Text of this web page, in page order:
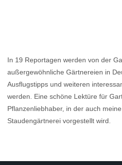
In 19 Reportagen werden von der
außergewöhnliche Gärtnereien in
Ausflugstipps und weiteren
werden. Eine schöne Lektüre für
Pflanzenliebhaber, in der auch
Staudengärtnerei vorgestellt wird.